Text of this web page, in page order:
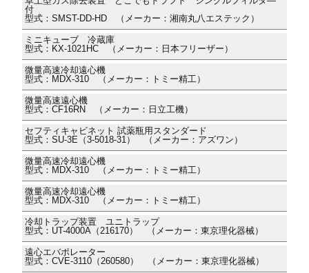
付
型式：SMST-DD-HD （メーカー：湘南丸八エステック）
ミニキューブ 冷蔵庫
型式：KX-1021HC （メーカー：日本フリーザー）
微量高速冷却遠心機
型式：MDX-310 （メーカー：トミー精工）
微量高速遠心機
型式：CF16RN （メーカー：日立工機）
セフティキャビネット 試薬瓶用スタンダード
型式：SU-3E（3-5018-31） （メーカー：アズワン）
微量高速冷却遠心機
型式：MDX-310 （メーカー：トミー精工）
微量高速冷却遠心機
型式：MDX-310 （メーカー：トミー精工）
冷却トラップ装置 ユニトラップ
型式：UT-4000A（216170） （メーカー：東京理化器械）
遠心エバポレーター
型式：CVE-3110（260580） （メーカー：東京理化器械）